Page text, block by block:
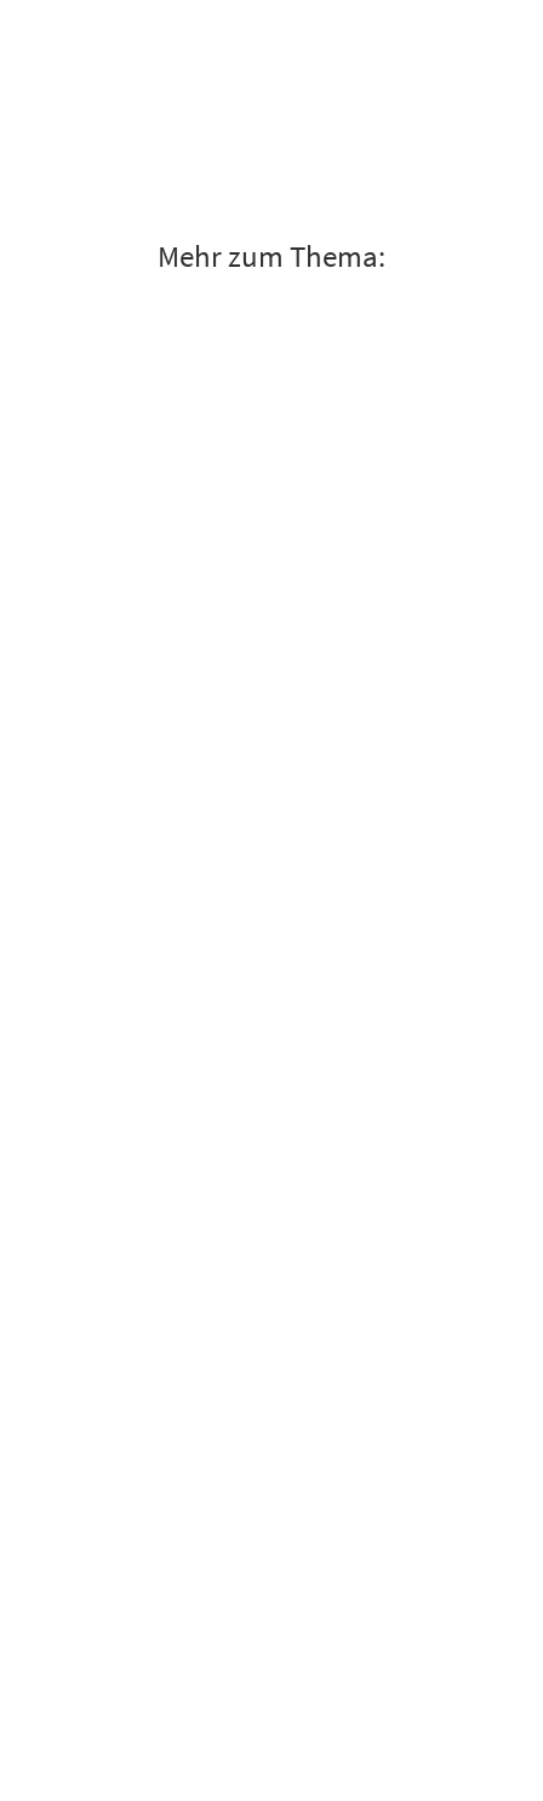
Mehr zum Thema: